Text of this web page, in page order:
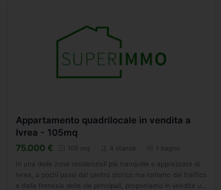
Appartamento quadrilocale in vendita a
Ivrea - 105mq
75.000 € 105 mq 4 stanze 1 bagno
In una delle zone residenziali più tranquille e apprezzate di
Ivrea, a pochi passi dal centro storico ma lontano dal traffico
e dalla frenesia delle vie principali, proponiamo in vendita un